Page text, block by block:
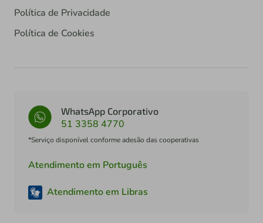
Política de Privacidade
Política de Cookies
WhatsApp Corporativo
51 3358 4770
*Serviço disponível conforme adesão das cooperativas
Atendimento em Português
Atendimento em Libras